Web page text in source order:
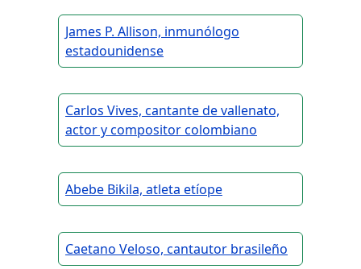
James P. Allison, inmunólogo
estadounidense
Carlos Vives, cantante de vallenato,
actor y compositor colombiano
Abebe Bikila, atleta etíope
Caetano Veloso, cantautor brasileño